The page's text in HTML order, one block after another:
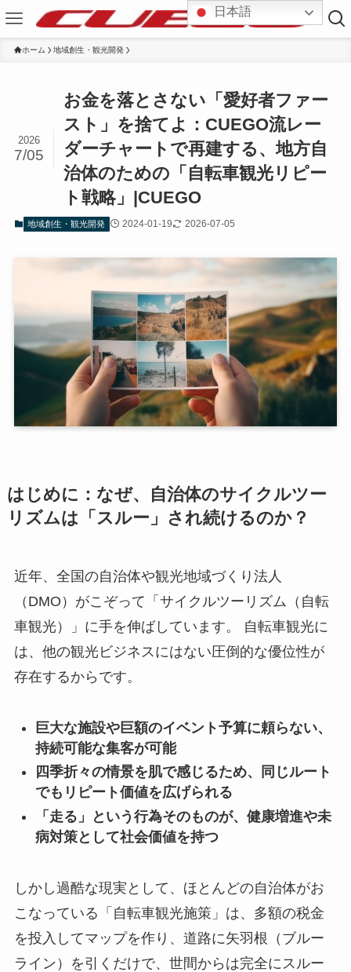
ホーム 地域創生・観光開発
お金を落とさない「愛好者ファー
スト」を捨てよ：CUEGO流レー
ダーチャートで再建する、地方自
治体のための「自転車観光リピー
ト戦略」|CUEGO
2026
7/05
地域創生・観光開発 2024-01-19 2026-07-05
はじめに：なぜ、自治体のサイクルツー
リズムは「スルー」され続けるのか？
近年、全国の自治体や観光地域づくり法人
（DMO）がこぞって「サイクルツーリズム（自転
車観光）」に手を伸ばしています。 自転車観光に
は、他の観光ビジネスにはない圧倒的な優位性が
存在するからです。
巨大な施設や巨額のイベント予算に頼らない、
持続可能な集客が可能
四季折々の情景を肌で感じるため、同じルート
でもリピート価値を広げられる
「走る」という行為そのものが、健康増進や未
病対策として社会価値を持つ
しかし過酷な現実として、ほとんどの自治体がお
こなっている「自転車観光施策」は、多額の税金
を投入してマップを作り、道路に矢羽根（ブルー
ライン）を引くだけで、世間からは完全にスルー
日本語